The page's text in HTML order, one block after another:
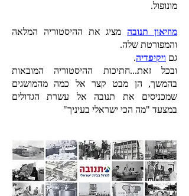
מונופול.
מוזיאון תנובהמציג את ההיסטוריה המלאה
והמפורטת שלה.
גם ויקיפדיה.
ובכל זאת...חתיכות ההיסטוריה המובאות
בהמשך, הן מבט קצר אל כמה מהמושגים
שמכניסים את תנובה אל עשרת הגדולים
במצעד "מה הכי ישראלי בעיניך"